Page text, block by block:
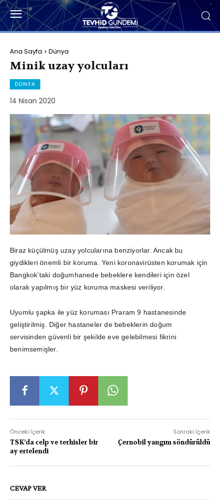
Ana Sayfa Dünya
Minik uzay yolcuları
DÜNYA
14 Nisan 2020
Biraz küçülmüş uzay yolcularına benziyorlar. Ancak bu
giydikleri önemli bir koruma. Yeni koronavirüsten korumak için
Bangkok’taki doğumhanede bebeklere kendileri için özel
olarak yapılmış bir yüz koruma maskesi veriliyor.
Uyumlu şapka ile yüz koruması Praram 9 hastanesinde
geliştirilmiş. Diğer hastaneler de bebeklerin doğum
servisinden güvenli bir şekilde eve gelebilmesi fikrini
benimsemişler.
Önceki İçerik
TSK’da celp ve terhisler bir
ay ertelendi
Sonraki İçerik
Çernobil yangını söndürüldü
CEVAP VER